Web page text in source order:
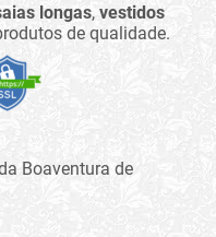
longas, vestidos
de qualidade.
Boaventura de